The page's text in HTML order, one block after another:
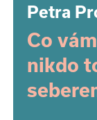
Petra
Co
nikdo